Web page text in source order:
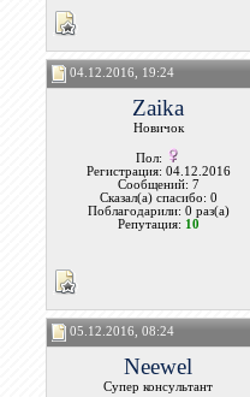
04.12.2016, 19:24
Zaika
Новичок
Пол:
Регистрация: 04.12.2016
Сообщений: 7
Сказал(а) спасибо: 0
Поблагодарили: 0 раз(а)
Репутация: 10
05.12.2016, 08:24
Neewel
Супер консультант